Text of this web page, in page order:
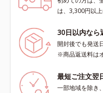
は、3,300円以
30日以内なら
開封後でも発送
※商品返送料は
最短ご注文翌
一部地域を除き